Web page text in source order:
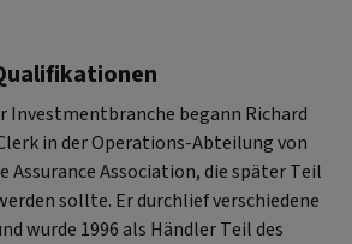
Investmentbranche begann Richard
in der Operations-Abteilung von
Assurance Association, die später Teil
sollte. Er durchlief verschiedene
wurde 1996 als Händler Teil des